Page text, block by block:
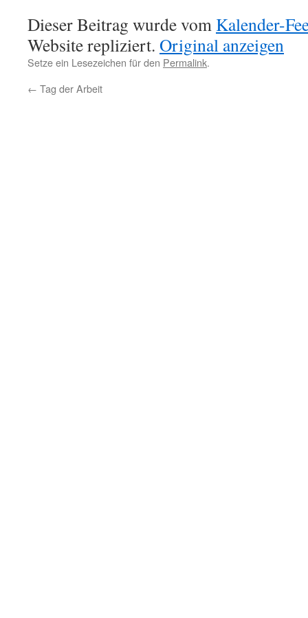
Dieser Beitrag wurde vom Kalender-
Website repliziert. Original anzeigen
Setze ein Lesezeichen für den Permalink.
← Tag der Arbeit